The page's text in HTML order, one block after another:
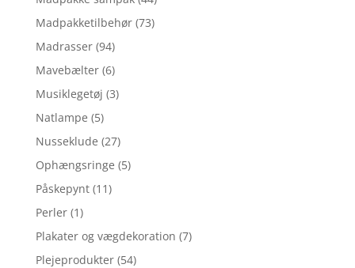
Madpakketilbehør (73)
Madrasser (94)
Mavebælter (6)
Musiklegetøj (3)
Natlampe (5)
Nusseklude (27)
Ophængsringe (5)
Påskepynt (11)
Perler (1)
Plakater og vægdekoration (7)
Plejeprodukter (54)